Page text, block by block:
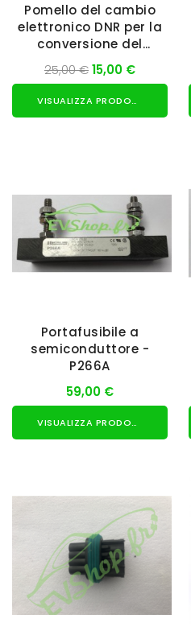
Pomello del cambio
elettronico DNR per la
conversione del
veicolo elettrico.
25,00 €15,00 €
VISUALIZZA PRODOTTO
Portafusibile a
semiconduttore -
P266A
59,00 €
VISUALIZZA PRODOTTO